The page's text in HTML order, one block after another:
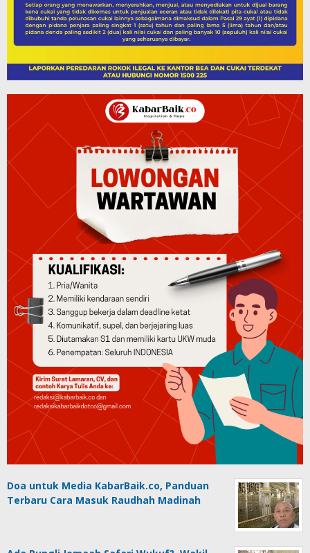
Doa untuk Media KabarBaik.co, Panduan
Terbaru Cara Masuk Raudhah Madinah